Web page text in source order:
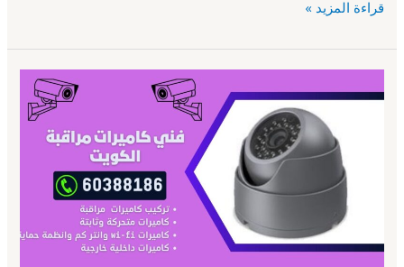
قراءة المزيد »
كاميرات
60388186
كاميرات